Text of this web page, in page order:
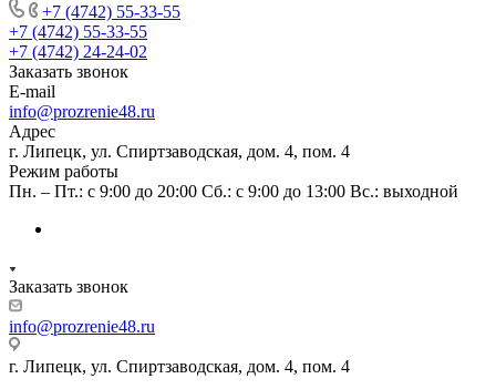
+7 (4742) 55-33-55
+7 (4742) 55-33-55
+7 (4742) 24-24-02
Заказать звонок
E-mail
info@prozrenie48.ru
Адрес
г. Липецк, ул. Спиртзаводская, дом. 4, пом. 4
Режим работы
Пн. – Пт.: с 9:00 до 20:00 Сб.: с 9:00 до 13:00 Вс.: выходной
Заказать звонок
info@prozrenie48.ru
г. Липецк, ул. Спиртзаводская, дом. 4, пом. 4